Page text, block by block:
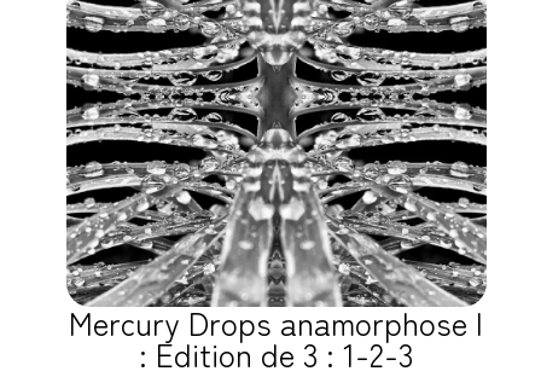
Mercury Drops anamorphose I
: Edition de 3 : 1-2-3